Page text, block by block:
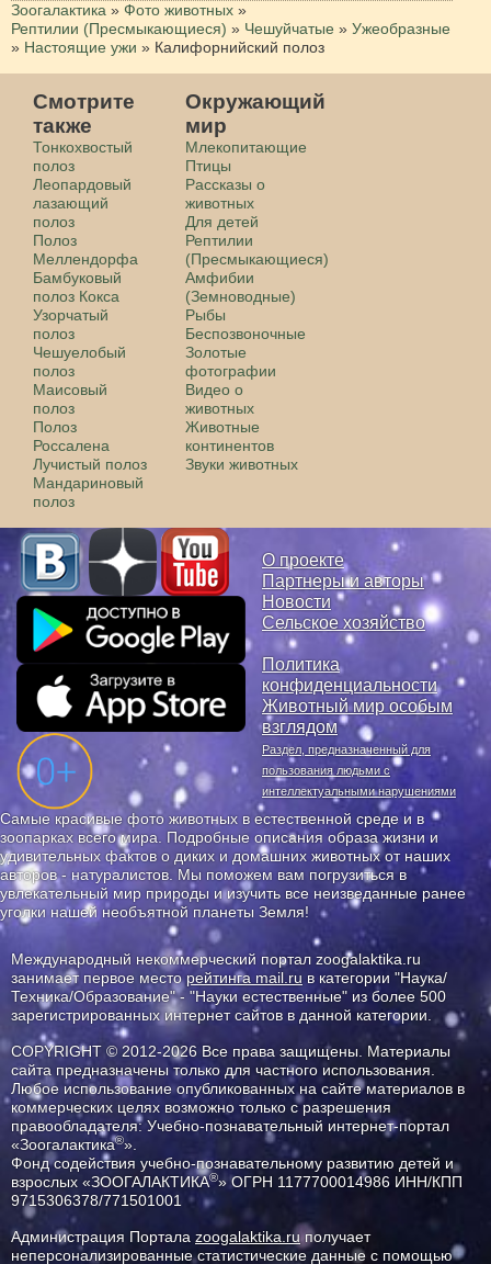
Зоогалактика » Фото животных »
Рептилии (Пресмыкающиеся) » Чешуйчатые » Ужеобразные
» Настоящие ужи » Калифорнийский полоз
Смотрите
также
Тонкохвостый
полоз
Леопардовый
лазающий
полоз
Полоз
Меллендорфа
Бамбуковый
полоз Кокса
Узорчатый
полоз
Чешуелобый
полоз
Маисовый
полоз
Полоз
Россалена
Лучистый полоз
Мандариновый
полоз
Окружающий
мир
Млекопитающие
Птицы
Рассказы о
животных
Для детей
Рептилии
(Пресмыкающиеся)
Амфибии
(Земноводные)
Рыбы
Беспозвоночные
Золотые
фотографии
Видео о
животных
Животные
континентов
Звуки животных
О проекте
Партнеры и авторы
Новости
Сельское хозяйство
Политика
конфиденциальности
Животный мир особым
взглядом
Раздел, предназначенный для
пользования людьми с
интеллектуальными нарушениями
Самые красивые фото животных в естественной среде и в
зоопарках всего мира. Подробные описания образа жизни и
удивительных фактов о диких и домашних животных от наших
авторов - натуралистов. Мы поможем вам погрузиться в
увлекательный мир природы и изучить все неизведанные ранее
уголки нашей необъятной планеты Земля!
Международный некоммерческий портал zoogalaktika.ru
занимает первое месторейтинга mail.ru в категории "Наука/
Техника/Образование" - "Науки естественные" из более 500
зарегистрированных интернет сайтов в данной категории.
COPYRIGHT © 2012-2026 Все права защищены. Материалы
сайта предназначены только для частного использования.
Любое использование опубликованных на сайте материалов в
коммерческих целях возможно только с разрешения
правообладателя: Учебно-познавательный интернет-портал
«Зоогалактика®».
Фонд содействия учебно-познавательному развитию детей и
взрослых «ЗООГАЛАКТИКА®» ОГРН 1177700014986 ИНН/КПП
9715306378/771501001
Администрация Портала zoogalaktika.ruполучает
неперсонализированные статистические данные с помощью